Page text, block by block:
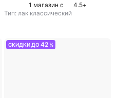
1 магазин с 4.5+
Тип: лак классический
СКИДКИ ДО42 %